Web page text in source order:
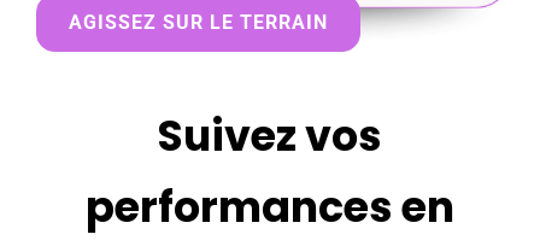
AGISSEZ SUR LE TERRAIN
Suivez vos
performances en